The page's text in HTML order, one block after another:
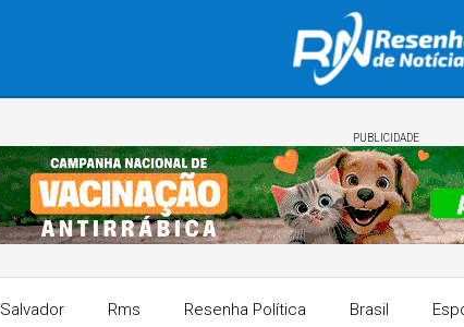
PUBLICIDADE
Salvador Rms Resenha Política Brasil